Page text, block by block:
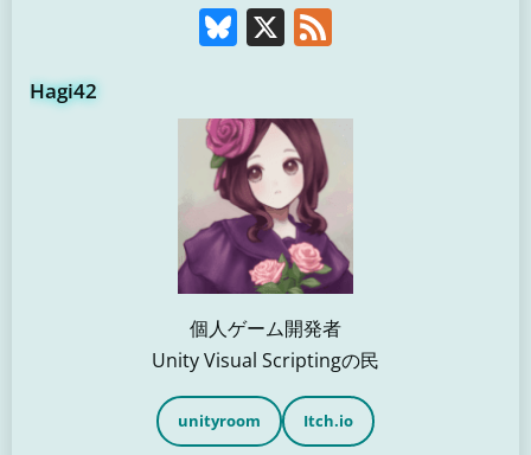
Bluesky
X
Hagi42
個人ゲーム開発者
Unity Visual Scriptingの民
unityroom Itch.io